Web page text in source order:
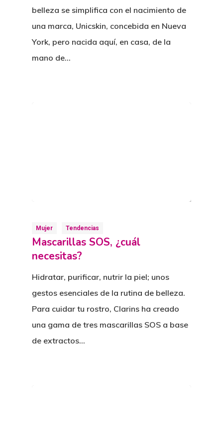
belleza se simplifica con el nacimiento de
una marca, Unicskin, concebida en Nueva
York, pero nacida aquí, en casa, de la
mano de…
Mujer Tendencias
Mascarillas SOS, ¿cuál
necesitas?
Hidratar, purificar, nutrir la piel; unos
gestos esenciales de la rutina de belleza.
Para cuidar tu rostro, Clarins ha creado
una gama de tres mascarillas SOS a base
de extractos…